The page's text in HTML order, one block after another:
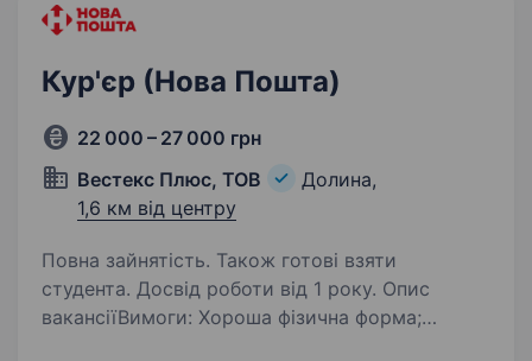
Кур'єр (Нова Пошта)
22 000 – 27 000 грн
Вестекс Плюс, ТОВ
Долина,
1,6 км від центру
Повна зайнятість. Також готові взяти
студента. Досвід роботи від 1 року. Опис
вакансіїВимоги: Хороша фізична форма;